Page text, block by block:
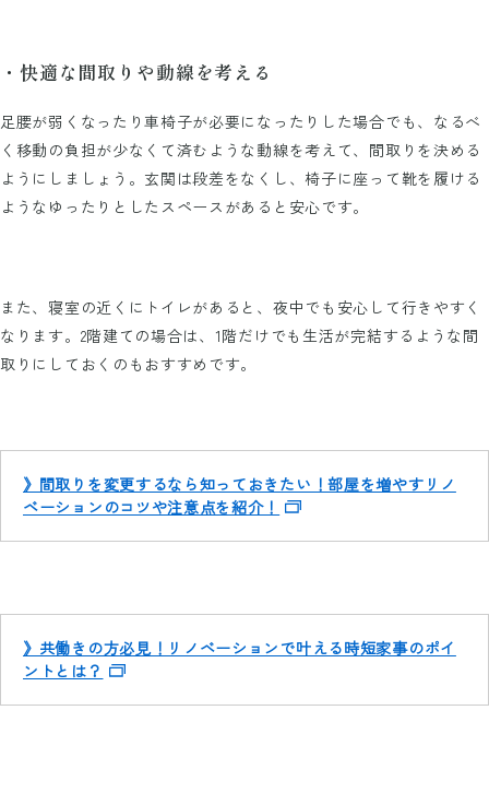
・快適な間取りや動線を考える
足腰が弱くなったり車椅子が必要になったりした場合でも、なるべ
く移動の負担が少なくて済むような動線を考えて、間取りを決める
ようにしましょう。玄関は段差をなくし、椅子に座って靴を履ける
ようなゆったりとしたスペースがあると安心です。
また、寝室の近くにトイレがあると、夜中でも安心して行きやすく
なります。2階建ての場合は、1階だけでも生活が完結するような間
取りにしておくのもおすすめです。
》間取りを変更するなら知っておきたい！部屋を増やすリノ
ベーションのコツや注意点を紹介！
》共働きの方必見！リノベーションで叶える時短家事のポイ
ントとは？